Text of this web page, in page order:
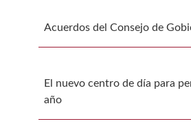
Acuerdos del Consejo de
El nuevo centro de día para
año